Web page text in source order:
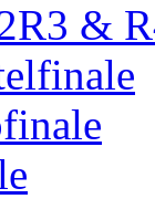
&